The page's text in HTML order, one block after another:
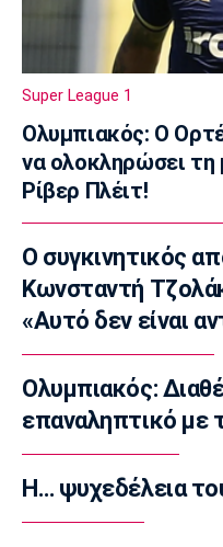
Ποδόσφαιρο - Εθνικές
FIFA: Η «συγγνώμη»
ομοσπονδίες και η
Παρασκήνιο
Όταν ο Στραβίνσκι
μουσική του
11:05
NBA
Ο Γουόκερ
10:50
EuroLeague
Χάποελ Τελ Αβίβ:
Μπουρντιλόν
Χεζόνια: Το
10:20
Super League 1
Ολυμπιακός: Ο
να ολοκληρώσει τη
Ρίβερ Πλέιτ!
Ο συγκινητικός
Κωνσταντή
«Αυτό δεν είναι
Ολυμπιακός:
επαναληπτικό με
Η… ψυχεδέλεια